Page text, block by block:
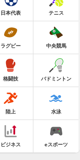
日本代表 テニス
ラグビー 中央競馬
格闘技 バドミントン
陸上 水泳
ビジネス eスポーツ